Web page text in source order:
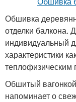
Обшивка
отделки балкона.
индивидуальный
характеристики
теплофизическим
Обшитый
напоминает о